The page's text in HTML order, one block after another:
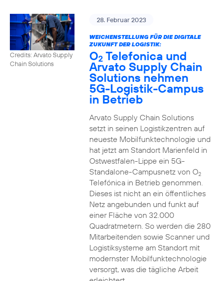
Credits: Arvato Supply
Chain Solutions
28. Februar 2023
WEICHENSTELLUNG FÜR DIE DIGITALE
ZUKUNFT DER LOGISTIK:
O2 Telefonica und
Arvato Supply Chain
Solutions nehmen
5G-Logistik-Campus
in Betrieb
Arvato Supply Chain Solutions
setzt in seinen Logistikzentren auf
neueste Mobilfunktechnologie und
hat jetzt am Standort Marienfeld in
Ostwestfalen-Lippe ein 5G-
Standalone-Campusnetz von O2
Telefónica in Betrieb genommen.
Dieses ist nicht an ein öffentliches
Netz angebunden und funkt auf
einer Fläche von 32.000
Quadratmetern. So werden die 280
Mitarbeitenden sowie Scanner und
Logistiksysteme am Standort mit
modernster Mobilfunktechnologie
versorgt, was die tägliche Arbeit